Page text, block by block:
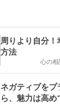
周りより自分
方法
心の
ネガティブを
ら、魅力は高